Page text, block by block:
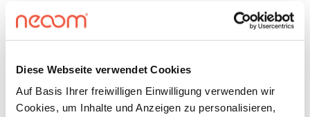
Diese Webseite verwendet Cookies
Auf Basis Ihrer freiwilligen Einwilligung verwenden wir
Cookies, um Inhalte und Anzeigen zu personalisieren,
NEOOM
Das haben wir bis jetzt geschafft